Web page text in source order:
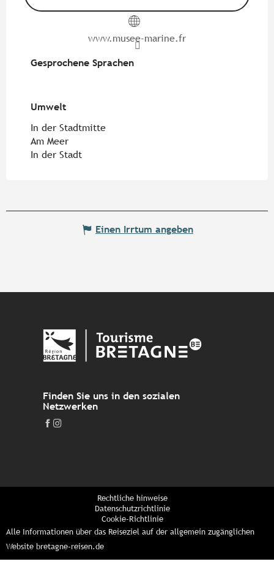
www.musee-marine.fr
Gesprochene Sprachen
Gesprochene Sprachen
Umwelt
Umwelt
In der Stadtmitte
Am Meer
In der Stadt
Einen Irrtum angeben
Finden Sie uns in den sozialen
Netzwerken
Rechtliche hinweise
Datenschutzrichtlinie
Cookie-Richtlinie
Alle Informationen über das Reiseziel auf der allgemein zugänglichen
Website bretagne-reisen.de